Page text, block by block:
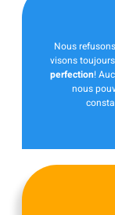
Nous
visons toujours
perfection!
nous